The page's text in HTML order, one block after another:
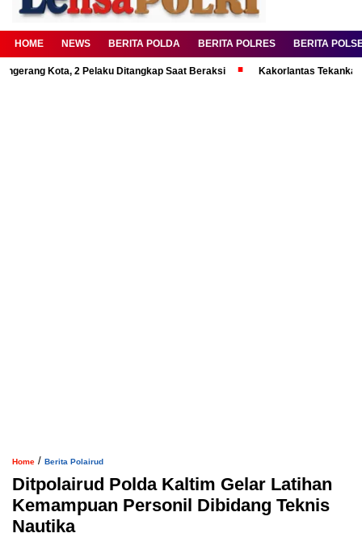
HOME NEWS BERITA POLDA BERITA POLRES BERITA
Kota, 2 Pelaku Ditangkap Saat Beraksi Kakorlantas Tekankan Mental
Home / Berita Polairud
Ditpolairud Polda Kaltim Gelar Latihan
Kemampuan Personil Dibidang Teknis
Nautika